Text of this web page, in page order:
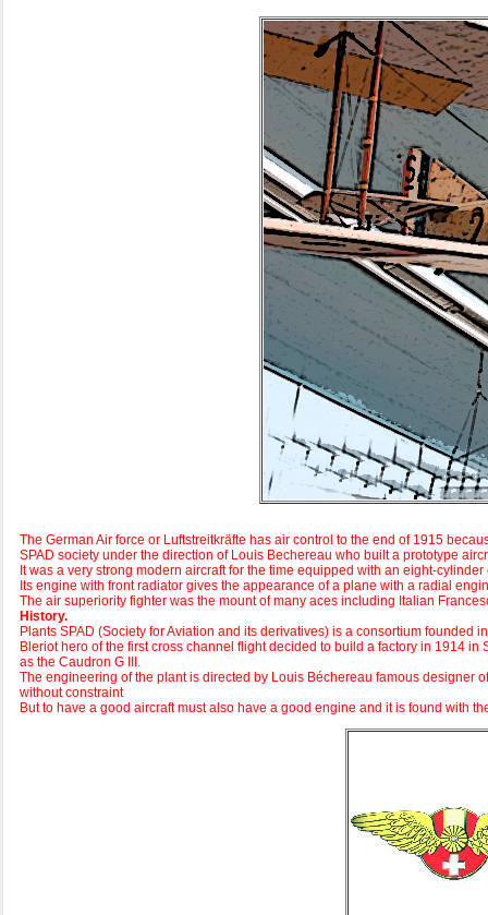
The German Air force or Luftstreitkräfte has air control to the end of 1915
SPAD society under the direction of Louis Bechereau who built a prototype
It was a very strong modern aircraft for the time equipped with an eight-
Its engine with front radiator gives the appearance of a plane with a radial
The air superiority fighter was the mount of many aces including Italian
History.
Plants SPAD (Society for Aviation and its derivatives) is a consortium
Bleriot hero of the first cross channel flight decided to build a factory in 1914
as the Caudron G III.
The engineering of the plant is directed by Louis Béchereau famous designer
without constraint
But to have a good aircraft must also have a good engine and it is found with